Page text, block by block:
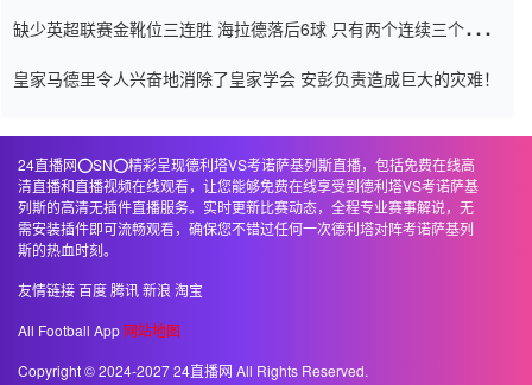
缺少英超联赛金靴位三连胜 海拉德落后6球 只有两个连续三个连续
皇家马德里令人兴奋地消除了皇家学会 安彭负责造成巨大的灾难！
24直播网⭕️SN⭕️精彩呈现德利塔VS考诺萨基列斯直播，包括免费在线高
清直播和直播视频在线观看，让您能够免费在线享受到德利塔VS考诺萨基
列斯的高清无插件直播服务。实时更新比赛动态，全程专业赛事解说，无
需安装插件即可流畅观看，确保您不错过任何一次德利塔对阵考诺萨基列
斯的热血时刻。
友情链接百度腾讯新浪 淘宝
All Football App 网站地图
Copyright © 2024-2027 24直播网 All Rights Reserved.